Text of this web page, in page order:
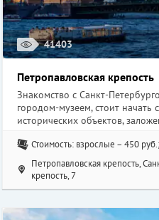
41403
Петропавловская крепость
Знакомство с Санкт-
городом-музеем, стоит начать
исторических объектов,
Стоимость: взрослые – 450
Петропавловская крепость,
крепость, 7